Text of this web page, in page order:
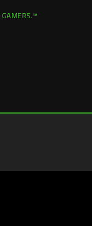
GAMERS.™